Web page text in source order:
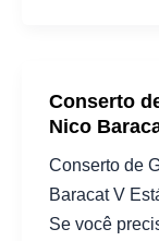
Conserto
Nico
Conserto de
Baracat V
Se você